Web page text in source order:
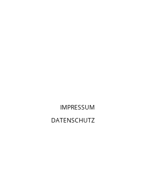
IMPRESSUM
DATENSCHUTZ